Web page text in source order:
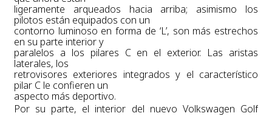
ligeramente arqueados hacia arriba; asimismo los
pilotos están equipados con un
contorno luminoso en forma de ‘L’, son más estrechos
en su parte interior y
paralelos a los pilares C en el exterior. Las aristas
laterales, los
retrovisores exteriores integrados y el característico
pilar C le confieren un
aspecto más deportivo.
Por su parte, el interior del nuevo Volkswagen Golf